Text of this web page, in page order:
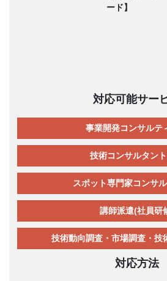
ード】
対応可能サー
事業開発コンサルテ
技術コンサルタン
スポット専門家コンサ
講師派遣(社員研
技術動向調査・市場調査・技
対応方法